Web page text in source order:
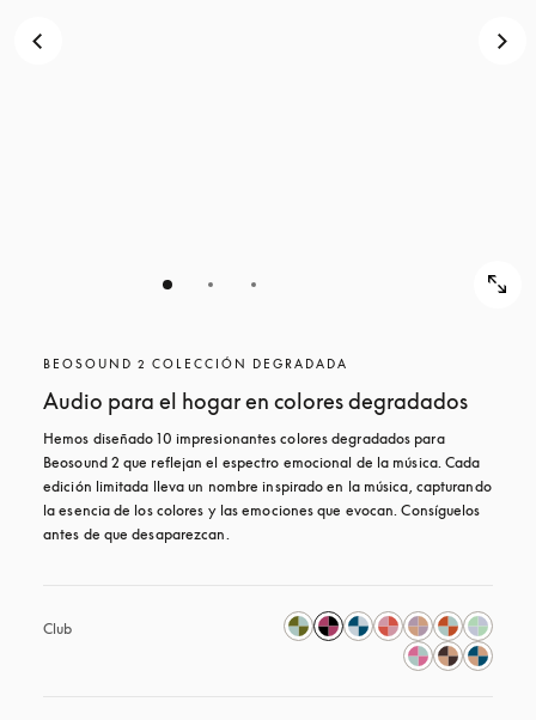
BEOSOUND 2 COLECCIÓN DEGRADADA
Audio para el hogar en colores degradados
Hemos diseñado 10 impresionantes colores degradados para
Beosound 2 que reflejan el espectro emocional de la música. Cada
edición limitada lleva un nombre inspirado en la música, capturando
la esencia de los colores y las emociones que evocan. Consíguelos
antes de que desaparezcan.
Club